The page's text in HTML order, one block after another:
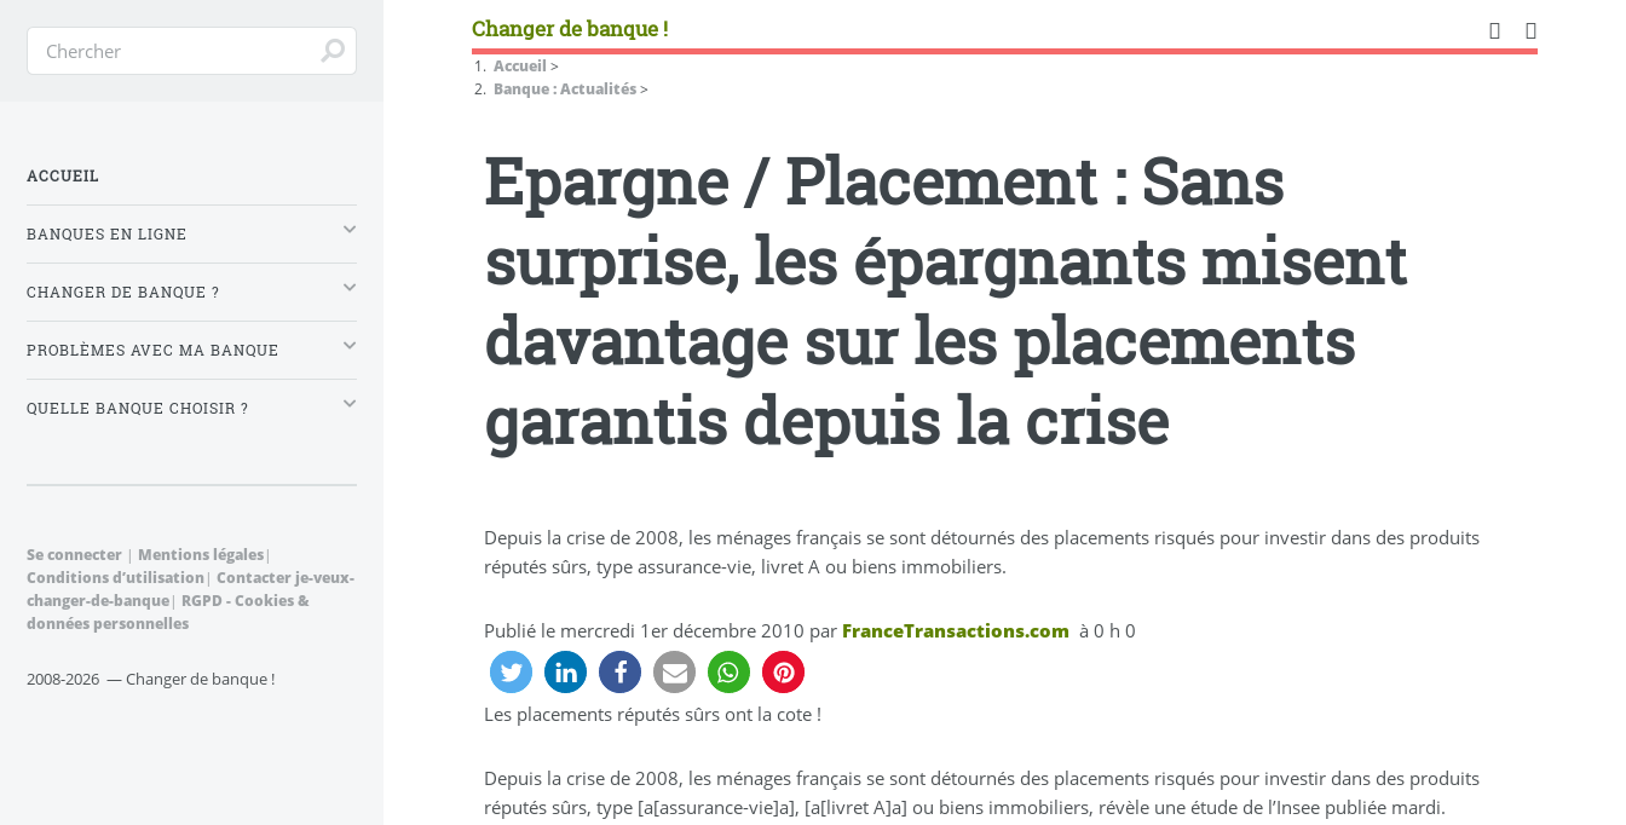
Changer de banque !
Accueil >
Banque : Actualités>
Epargne / Placement : Sans
surprise, les épargnants misent
davantage sur les placements
garantis depuis la crise
Depuis la crise de 2008, les ménages français se sont détournés des placements risqués pour investir dans des produits
réputés sûrs, type assurance-vie, livret A ou biens immobiliers.
Publié le mercredi 1er décembre 2010 par FranceTransactions.com à 0 h 0
Les placements réputés sûrs ont la cote !
Depuis la crise de 2008, les ménages français se sont détournés des placements risqués pour investir dans des produits
réputés sûrs, type [a[assurance-vie]a], [a[livret A]a] ou biens immobiliers, révèle une étude de l’Insee publiée mardi.
ACCUEIL
BANQUES EN LIGNE
CHANGER DE BANQUE ?
PROBLÈMES AVEC MA BANQUE
QUELLE BANQUE CHOISIR ?
Se connecter | Mentions légales|
Conditions d’utilisation| Contacter je-veux-
changer-de-banque| RGPD - Cookies &
données personnelles
2008-2026 — Changer de banque !